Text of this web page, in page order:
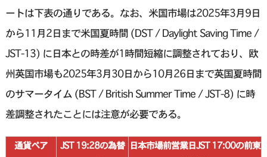
ートは下表の通りである。なお、米国市場は2025年3月9日
から11月2日まで米国夏時間 (DST / Daylight Saving Time /
JST-13) に日本との時差が1時間短縮に調整されており、欧
州英国市場も2025年3月30日から10月26日まで英国夏時間
のサマータイム (BST / British Summer Time / JST-8) に時
差調整されたことには注意が必要である。
通貨ペア
JST 19:28の為替 日本市場前営業日JST 17:00の前東